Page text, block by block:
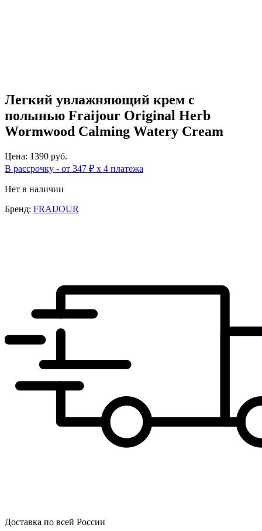
Легкий увлажняющий крем с
полынью Fraijour Original Herb
Wormwood Calming Watery Cream
Цена: 1390 руб.
В рассрочку - от 347 ₽ х 4 платежа
Нет в наличии
Бренд: FRAIJOUR
Доставка по всей России